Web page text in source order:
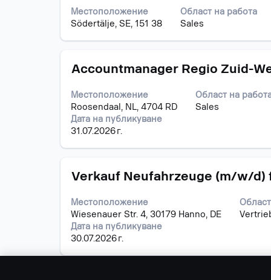
съдържание
на
информацията
за
Местоположение
Södertälje, SE, 151 38
Област на работа
Sales
бутона
за
интервал,
за
прегледате
съдържание
на
информацията
за
Позиция
Accountmanager Regio Zuid-
Местоположение
Roosendaal, NL, 4704 RD
Област на
Sales
Дата на публикуване
31.07.2026 г.
Изберете
бутона
за
интервал,
за
прегледате
съдържание
информацията
за
задание.
Позиция
Verkauf Neufahrzeuge (m/w/d)
Местоположение
Wiesenauer Str. 4, 30179 Hanno, DE
Дата на публикуване
30.07.2026 г.
Изберете
бутона
за
интервал,
за
прегледате